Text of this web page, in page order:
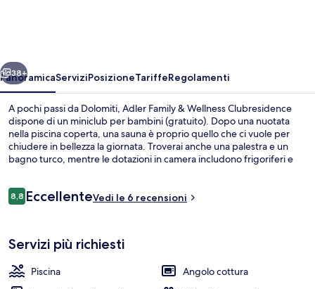
Avanti
38+
PanoramicaServiziPosizioneTariffeRegolamenti
A pochi passi da Dolomiti, Adler Family & Wellness Clubresidence
dispone di un miniclub per bambini (gratuito). Dopo una nuotata
nella piscina coperta, una sauna è proprio quello che ci vuole per
chiudere in bellezza la giornata. Troverai anche una palestra e un
bagno turco, mentre le dotazioni in camera includono frigoriferi e
Recensioni
8,88,8 su 10
EccellenteVedi le 6 recensioni
Servizi più richiesti
Piscina
Angolo cottura